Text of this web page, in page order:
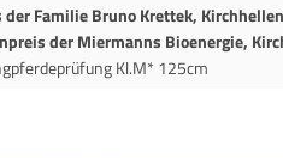
der Familie Bruno Krettek, Kirchhellen
der Miermanns Bioenergie,
Kl.M* 125cm